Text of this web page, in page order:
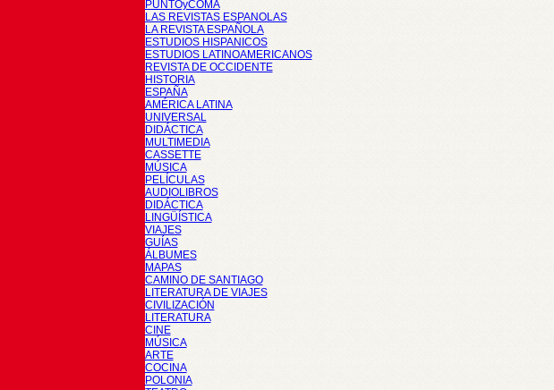
PUNTOyCOMA
LAS REVISTAS ESPANOLAS
LA REVISTA ESPAÑOLA
ESTUDIOS HISPANICOS
ESTUDIOS LATINOAMERICANOS
REVISTA DE OCCIDENTE
HISTORIA
ESPAÑA
AMÉRICA LATINA
UNIVERSAL
DIDÁCTICA
MULTIMEDIA
CASSETTE
MÚSICA
PELÍCULAS
AUDIOLIBROS
DIDÁCTICA
LINGÜÍSTICA
VIAJES
GUÍAS
ÁLBUMES
MAPAS
CAMINO DE SANTIAGO
LITERATURA DE VIAJES
CIVILIZACIÓN
LITERATURA
CINE
MÚSICA
ARTE
COCINA
POLONIA